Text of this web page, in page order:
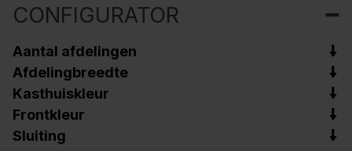
CONFIGURATOR
Aantal afdelingen
Afdelingbreedte
Kasthuiskleur
Frontkleur
Sluiting